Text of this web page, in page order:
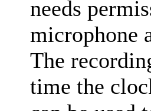
needs
microphone
The
time the